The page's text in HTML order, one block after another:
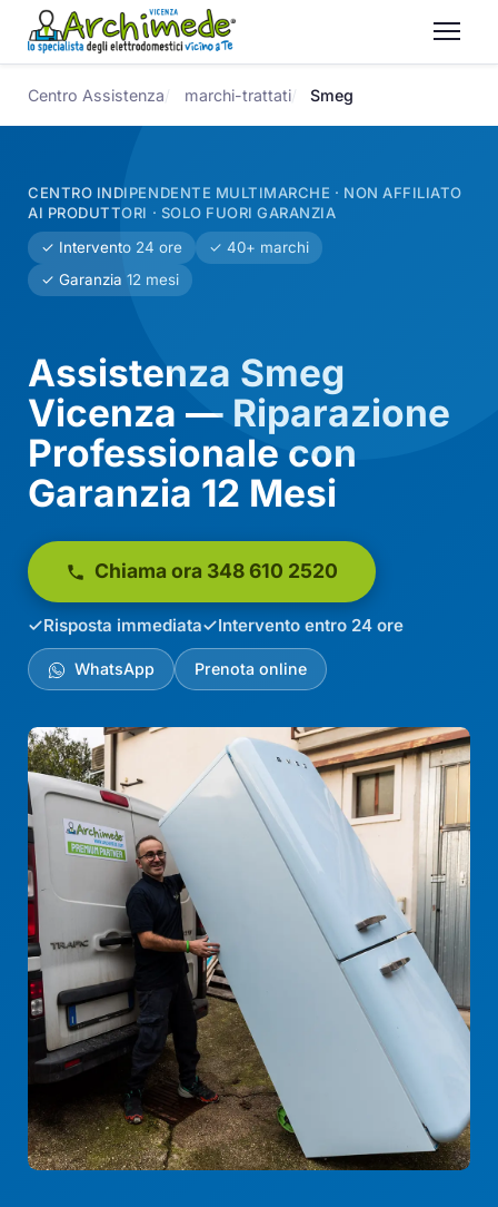
Centro Assistenza marchi-trattati Smeg
CENTRO INDIPENDENTE MULTIMARCHE · NON AFFILIATO
AI PRODUTTORI · SOLO FUORI GARANZIA
✓ Intervento 24 ore
✓ 40+ marchi
✓ Garanzia 12 mesi
Assistenza Smeg
Vicenza — Riparazione
Professionale con
Garanzia 12 Mesi
Chiama ora 348 610 2520
Risposta immediata Intervento entro 24 ore
WhatsApp Prenota online